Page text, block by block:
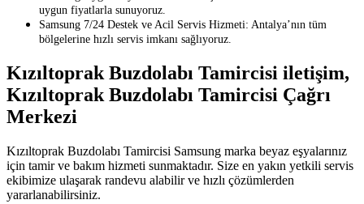
uygun fiyatlarla sunuyoruz.
Samsung 7/24 Destek ve Acil Servis Hizmeti: Antalya’nın tüm
bölgelerine hızlı servis imkanı sağlıyoruz.
Kızıltoprak Buzdolabı Tamircisi iletişim,
Kızıltoprak Buzdolabı Tamircisi Çağrı
Merkezi
Kızıltoprak Buzdolabı Tamircisi Samsung marka beyaz eşyalarınız
için tamir ve bakım hizmeti sunmaktadır. Size en yakın yetkili servis
ekibimize ulaşarak randevu alabilir ve hızlı çözümlerden
yararlanabilirsiniz.